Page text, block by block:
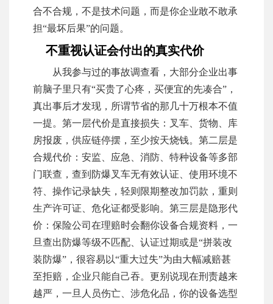
合不合规，不是技术问题，而是你企业敢不敢承
担“最坏后果”的问题。
不重视认证会付出的真实代价
从我参与过的事故调查看，大部分企业出事
前脑子里只有“买贵了心疼，买便宜的先凑合”，
真出事后才发现，所谓节省的那几十万根本不值
一提。第一层代价是直接损失：叉车、货物、库
房报废，供应链停摆，至少按天烧钱。第二层是
合规代价：安监、应急、消防、特种设备等多部
门联查，查到防爆叉车无有效认证、使用环境不
符、操作记录缺失，轻则限期整改加罚款，重则
生产许可证、危化证都受影响。第三层是隐形代
价：保险公司在理赔时会翻你设备合规资料，一
旦查出防爆等级不匹配、认证过期或是“拼装改
装防爆”，很容易以“重大过失”为由大幅减赔甚
至拒赔，企业只能自己吞。更别说现在刑责越来
越严，一旦人员伤亡、涉危化品，你的设备选型